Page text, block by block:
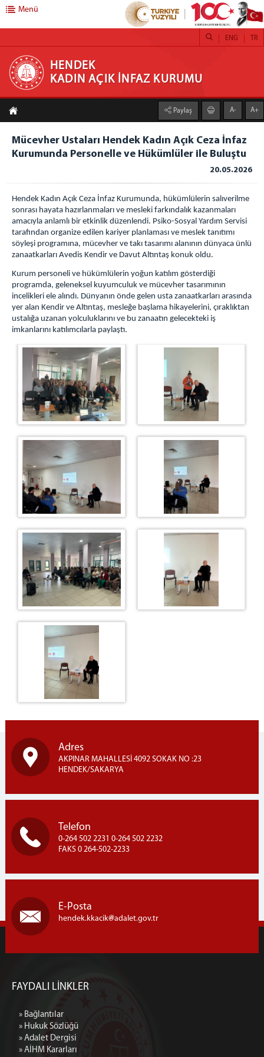
HENDEK KADIN AÇIK İNFAZ KURUMU
ANASAYFA
KURUMUMUZ
İŞ YURTLARI
DERİ KEMER ÜRETİM ATÖLYESİ
KUAFÖR
TABLO RESİM ATÖLYESİ
DEFNE YAPRAĞI AYIKLAMA ATÖLYESİ
TAKI TASARIM ATÖLYESİ
ZİYARET GÜN VE SAATLERİ
YEMEK LİSTESİ
Menü
HENDEK
KADIN AÇIK İNFAZ KURUMU
TR
ENG
Paylaş A- A+
Mücevher Ustaları Hendek Kadın Açık Ceza İnfaz
Kurumunda Personelle ve Hükümlüler ile Buluştu
20.05.2026
Hendek Kadın Açık Ceza İnfaz Kurumunda, hükümlülerin salıverilme
sonrası hayata hazırlanmaları ve mesleki farkındalık kazanmaları
amacıyla anlamlı bir etkinlik düzenlendi. Psiko-Sosyal Yardım Servisi
tarafından organize edilen kariyer planlaması ve meslek tanıtımı
söyleşi programına, mücevher ve takı tasarımı alanının dünyaca ünlü
zanaatkarları Avedis Kendir ve Davut Altıntaş konuk oldu.
Kurum personeli ve hükümlülerin yoğun katılım gösterdiği
programda, geleneksel kuyumculuk ve mücevher tasarımının
incelikleri ele alındı. Dünyanın önde gelen usta zanaatkarları arasında
yer alan Kendir ve Altıntaş, mesleğe başlama hikayelerini, çıraklıktan
ustalığa uzanan yolculuklarını ve bu zanaatın gelecekteki iş
imkanlarını katılımcılarla paylaştı.
Adres
AKPINAR MAHALLESİ 4092 SOKAK NO :23
HENDEK/SAKARYA
Telefon
0-264 502 2231 0-264 502 2232
FAKS 0 264-502-2233
E-Posta
hendek.kkacik adalet.gov.tr
FAYDALI LİNKLER
» Bağlantılar
» Hukuk Sözlüğü
» Adalet Dergisi
» AİHM Kararları